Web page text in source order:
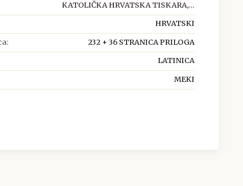
KATOLIČKA HRVATSKA TISKARA,...
HRVATSKI
232 + 36 STRANICA PRILOGA
LATINICA
MEKI